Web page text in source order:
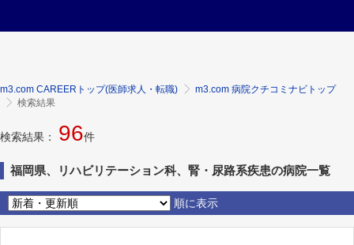
m3.com CAREERトップ(医師求人・転職)
m3.com 病院クチコミナビトップ
検索結果
検索結果： 96件
福岡県、リハビリテーション科、腎・尿路系疾患の病院一覧
順に表示